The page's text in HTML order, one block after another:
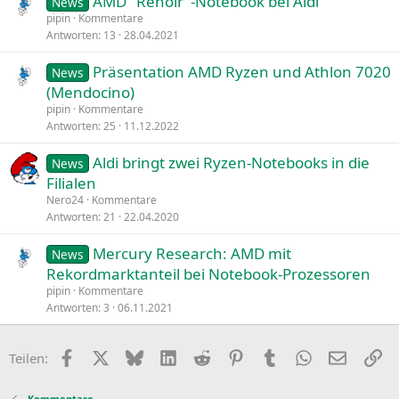
pipin Kommentare
Antworten 13 28.04.2021
News
Präsentation AMD Ryzen und Athlon 7020
(Mendocino)
pipin Kommentare
Antworten 25 11.12.2022
News Aldi bringt zwei Ryzen-Notebooks in die
Filialen
Nero24 Kommentare
Antworten 21 22.04.2020
News
Mercury Research: AMD mit
Rekordmarktanteil bei Notebook-Prozessoren
pipin Kommentare
Antworten 3 06.11.2021
Teilen: Facebook BlueskyLinkedIn
Reddit PinterestTumblr WhatsApp
E-Mail